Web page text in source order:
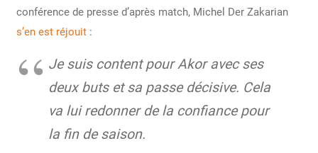
conférence de presse d’après match, Michel Der Zakarian
s’en est réjouit:
Je suis content pour Akor avec ses
deux buts et sa passe décisive. Cela
va lui redonner de la confiance pour
la fin de saison.